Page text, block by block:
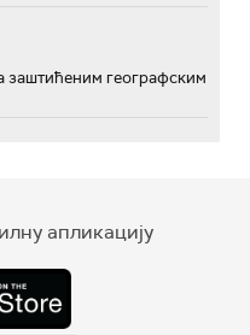
заштићеним географским
апликацију